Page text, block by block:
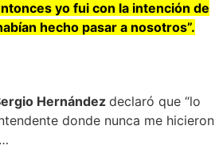
yo fui con la intención de
hecho pasar a nosotros”.
Hernández declaró que “lo
donde nunca me hicieron